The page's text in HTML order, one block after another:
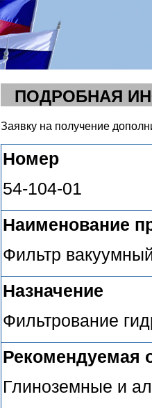
ПОДРОБНАЯ
Заявку на получение
Номер
54-104-01
Наименование
Фильтр
Назначение
Фильтрование
Рекомендуемая
Глиноземные и